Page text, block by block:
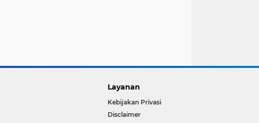
Layanan
Kebijakan Privasi
Disclaimer